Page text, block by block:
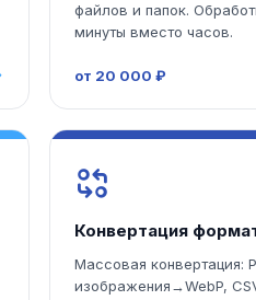
файлов и папок.
минуты вместо часов.
от 20 000 ₽
Конвертация
Массовая конвертация:
изображения→WebP,